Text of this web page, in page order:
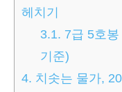
헤치기
3.1. 7급 5호
기준)
4. 치솟는 물가,